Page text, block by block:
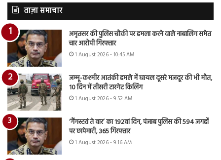
ताज़ा समाचार
अमृतसर की पुलिस चौकी पर हमला करने वाले नाबालिग समेत
चार आरोपी गिरफ्तार
1 August 2026 - 10:45 AM
जम्मू-कश्मीर आतंकी हमले में घायल दूसरे मजदूर की भी मौत,
10 दिन में तीसरी टारगेट किलिंग
1 August 2026 - 9:52 AM
‘गैंगस्टरां ते वार’ का 192वां दिन, पंजाब पुलिस की 594 जगहों
पर छापेमारी, 365 गिरफ्तार
1 August 2026 - 9:16 AM